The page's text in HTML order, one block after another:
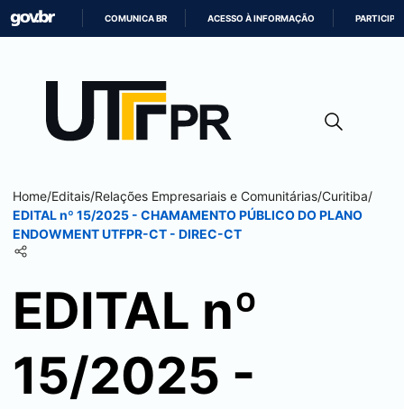
CONTEÚDO
COMUNICA BR ACESSO À INFORMAÇÃO PARTICIPE
Home/Editais/Relações Empresariais e Comunitárias/Curitiba/
EDITAL nº 15/2025 - CHAMAMENTO PÚBLICO DO PLANO
ENDOWMENT UTFPR-CT - DIREC-CT
EDITAL nº
15/2025 -